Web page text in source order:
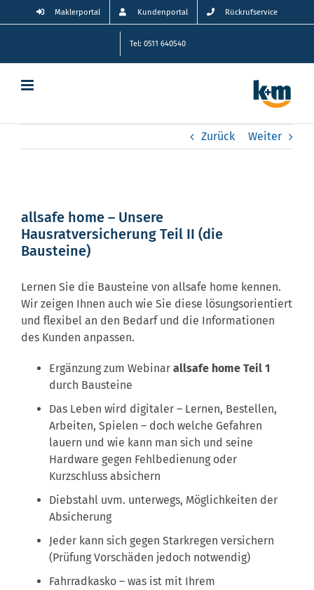
Inhalt
Maklerportal Kundenportal Rückrufservice
Tel: 0511 640540
Zurück Weiter
allsafe home – Unsere
Hausratversicherung Teil II (die
Bausteine)
Lernen Sie die Bausteine von allsafe home kennen.
Wir zeigen Ihnen auch wie Sie diese lösungsorientiert
und flexibel an den Bedarf und die Informationen
des Kunden anpassen.
Ergänzung zum Webinar allsafe home Teil 1
durch Bausteine
Das Leben wird digitaler – Lernen, Bestellen,
Arbeiten, Spielen – doch welche Gefahren
lauern und wie kann man sich und seine
Hardware gegen Fehlbedienung oder
Kurzschluss absichern
Diebstahl uvm. unterwegs, Möglichkeiten der
Absicherung
Jeder kann sich gegen Starkregen versichern
(Prüfung Vorschäden jedoch notwendig)
Fahrradkasko – was ist mit Ihrem